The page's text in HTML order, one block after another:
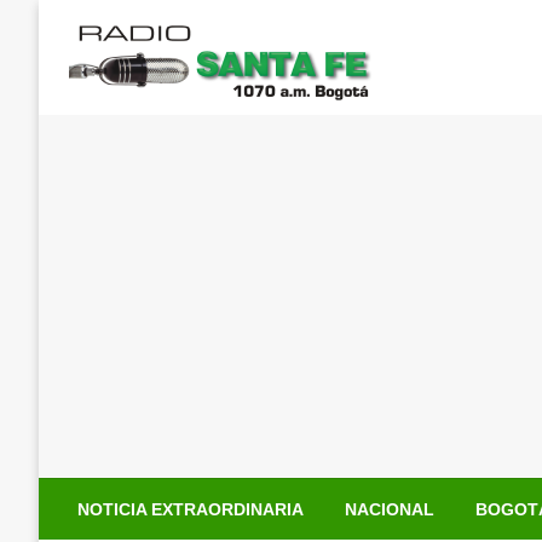
contenido
NOTICIA EXTRAORDINARIA NACIONAL